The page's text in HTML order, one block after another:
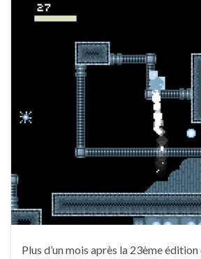
Plus d’un mois après la 23ème